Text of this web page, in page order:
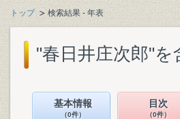
トップ 検索結果 - 年表
"春日井庄次郎"を
基本情報
（0件）
目次
（0件）